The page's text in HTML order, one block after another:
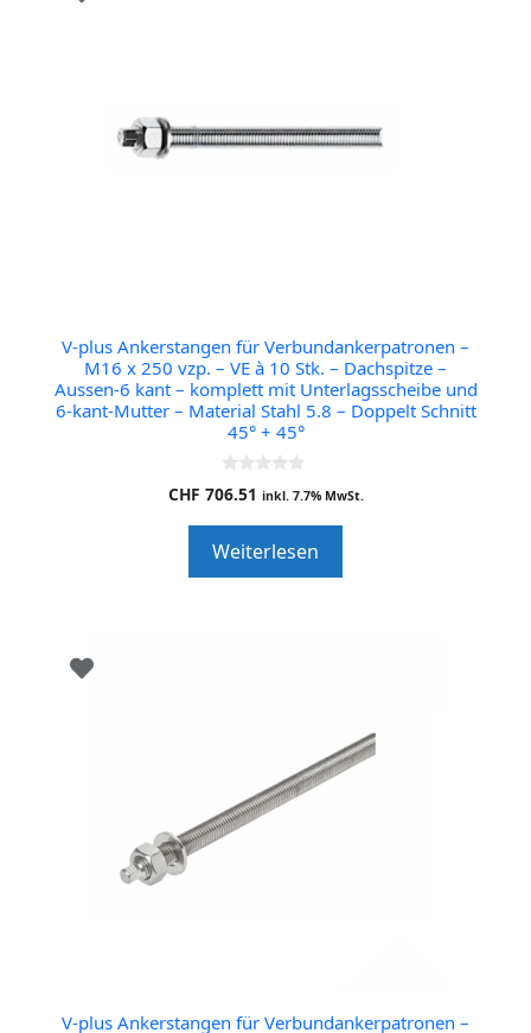
V-plus Ankerstangen für Verbundankerpatronen –
M16 x 250 vzp. – VE à 10 Stk. – Dachspitze –
Aussen-6 kant – komplett mit Unterlagsscheibe und
6-kant-Mutter – Material Stahl 5.8 – Doppelt Schnitt
45° + 45°
0
o
o
f
5
CHF 706.51 inkl. 7.7% MwSt.
Weiterlesen
V-plus Ankerstangen für Verbundankerpatronen –